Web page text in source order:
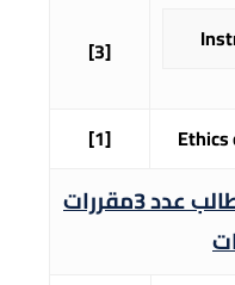
[3]
[1]
عدد3مقررات